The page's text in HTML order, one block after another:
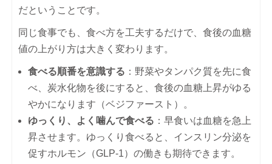
だということです。
同じ食事でも、食べ方を工夫するだけで、食後の血糖
値の上がり方は大きく変わります。
食べる順番を意識する ：野菜やタンパク質を先に食
べ、炭水化物を後にすると、食後の血糖上昇がゆる
やかになります（ベジファースト）。
ゆっくり、よく噛んで食べる ：早食いは血糖を急上
昇させます。ゆっくり食べると、インスリン分泌を
促すホルモン（GLP-1）の働きも期待できます。